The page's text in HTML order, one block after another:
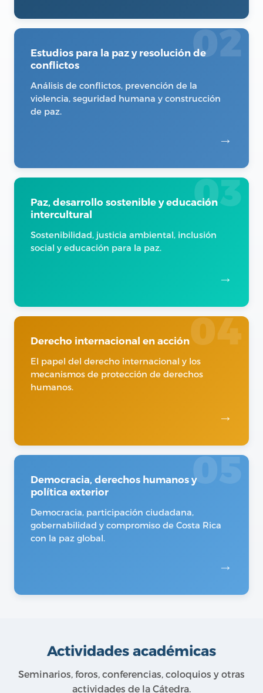
02
Estudios para la paz y resolución de
conflictos
Análisis de conflictos, prevención de la
violencia, seguridad humana y construcción
de paz.
→
03
Paz, desarrollo sostenible y educación
intercultural
Sostenibilidad, justicia ambiental, inclusión
social y educación para la paz.
→
04
Derecho internacional en acción
El papel del derecho internacional y los
mecanismos de protección de derechos
humanos.
→
05
Democracia, derechos humanos y
política exterior
Democracia, participación ciudadana,
gobernabilidad y compromiso de Costa Rica
con la paz global.
→
Actividades académicas
Seminarios, foros, conferencias, coloquios y otras
actividades de la Cátedra.